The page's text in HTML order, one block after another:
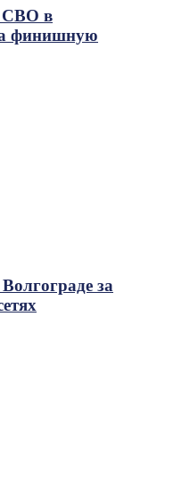
СВО в
финишную
за